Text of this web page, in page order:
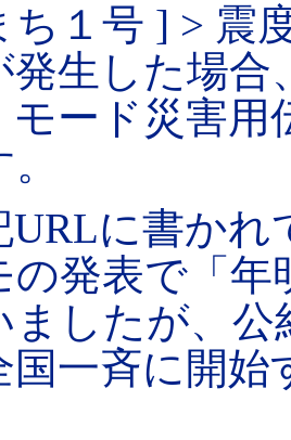
ち１号 ] > 震
発生した場合
モード災害
URLに書か
の発表で「
ましたが、公
国一斉に開